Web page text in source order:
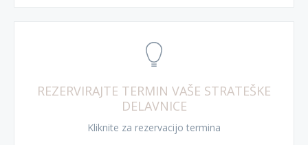
REZERVIRAJTE TERMIN VAŠE STRATEŠKE
DELAVNICE
Kliknite za rezervacijo termina